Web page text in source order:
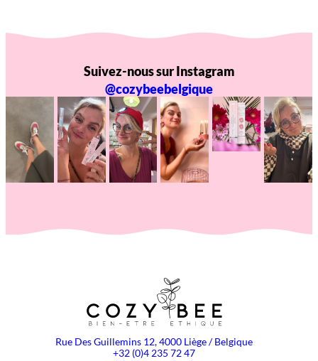
Suivez-nous sur Instagram
@cozybeebelgique
Rue Des Guillemins 12, 4000 Liège / Belgique
+32 (0)4 235 72 47